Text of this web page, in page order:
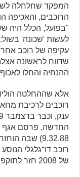
המפקד שחלחלה
הרוכבים, והאכיפה
"בפועל, הכלל היה
לעשות 'שכונה'
עקיפה של רוכב אחר
שדווח לראשונה
ההנחיה והחלו
אלא שההחלטה
רוכבים לרכיבת
החדשה, פרסם אגף
9.32.88) שבה
רוכב דו־גלגלי
של 2008 חזר לתוקפו.